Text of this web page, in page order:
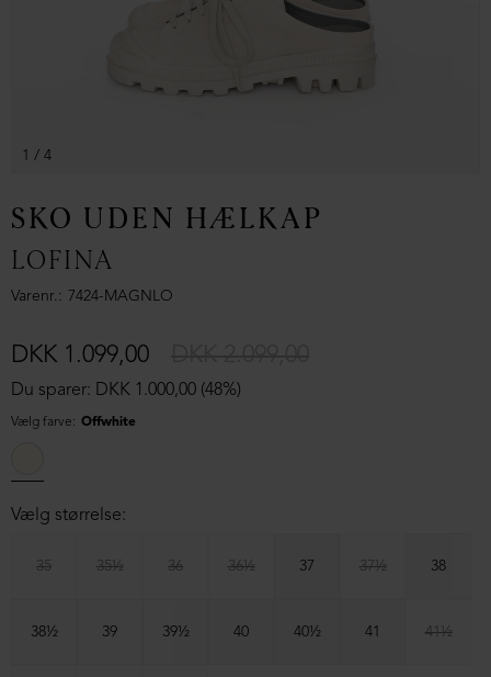
1 / 4
SKO UDEN HÆLKAP
LOFINA
Varenr. 7424-MAGNLO
Du sparer: DKK 1.000,00 (48%)
DKK 1.099,00
Vælg farve: Offwhite
Vælg størrelse:
35 35½ 36 36½ 37 37½ 38
38½ 39 39½ 40 40½ 41 41½